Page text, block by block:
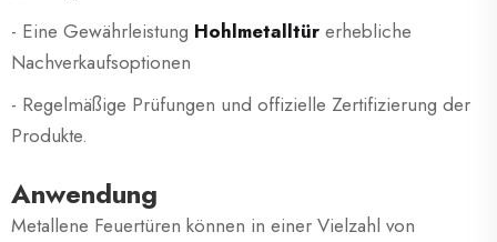
- Eine Gewährleistung Hohlmetalltür erhebliche
Nachverkaufsoptionen
- Regelmäßige Prüfungen und offizielle Zertifizierung der
Produkte.
Anwendung
Metallene Feuertüren können in einer Vielzahl von